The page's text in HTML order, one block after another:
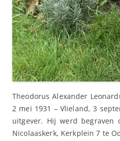
Theodorus Alexander
2 mei 1931 – Vlieland, 3
uitgever. Hij werd begraven
Nicolaaskerk, Kerkplein 7 te